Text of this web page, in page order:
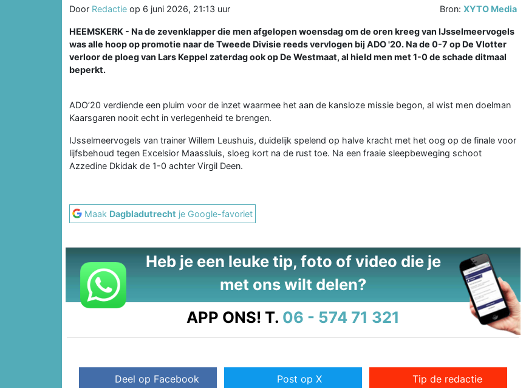
Door Redactie op 6 juni 2026, 21:13 uur Bron:XYTO Media
HEEMSKERK - Na de zevenklapper die men afgelopen woensdag om de oren kreeg van IJsselmeervogels
was alle hoop op promotie naar de Tweede Divisie reeds vervlogen bij ADO '20. Na de 0-7 op De Vlotter
verloor de ploeg van Lars Keppel zaterdag ook op De Westmaat, al hield men met 1-0 de schade ditmaal
beperkt.
ADO’20 verdiende een pluim voor de inzet waarmee het aan de kansloze missie begon, al wist men doelman
Kaarsgaren nooit echt in verlegenheid te brengen.
IJsselmeervogels van trainer Willem Leushuis, duidelijk spelend op halve kracht met het oog op de finale voor
lijfsbehoud tegen Excelsior Maassluis, sloeg kort na de rust toe. Na een fraaie sleepbeweging schoot
Azzedine Dkidak de 1-0 achter Virgil Deen.
Maak Dagbladutrecht je Google-favoriet
Heb je een leuke tip, foto of video die je
met ons wilt delen?
APP ONS! T. 06 - 574 71 321
Deel op Facebook Post op X Tip de redactie